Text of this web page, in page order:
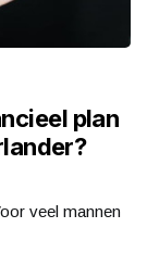
plan
veel mannen